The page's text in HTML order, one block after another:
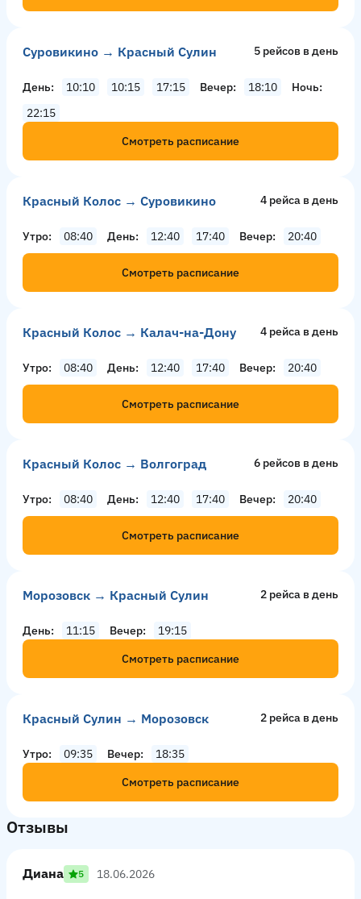
Суровикино → Красный Сулин 5 рейсов в день
День 10:10 10:15 17:15 Вечер 18:10
Ночь
22:15
Смотреть расписание
Красный Колос → Суровикино 4 рейсa в день
Утро 08:40 День 12:40 17:40 Вечер 20:40
Смотреть расписание
Красный Колос → Калач-на-Дону 4 рейсa в день
Утро 08:40 День 12:40 17:40 Вечер 20:40
Смотреть расписание
Красный Колос → Волгоград 6 рейсов в день
Утро 08:40 День 12:40 17:40 Вечер 20:40
Смотреть расписание
Морозовск → Красный Сулин 2 рейсa в день
День 11:15 Вечер
19:15
Смотреть расписание
Красный Сулин → Морозовск 2 рейсa в день
Утро 09:35 Вечер
18:35
Смотреть расписание
Отзывы
Диана 5 18.06.2026